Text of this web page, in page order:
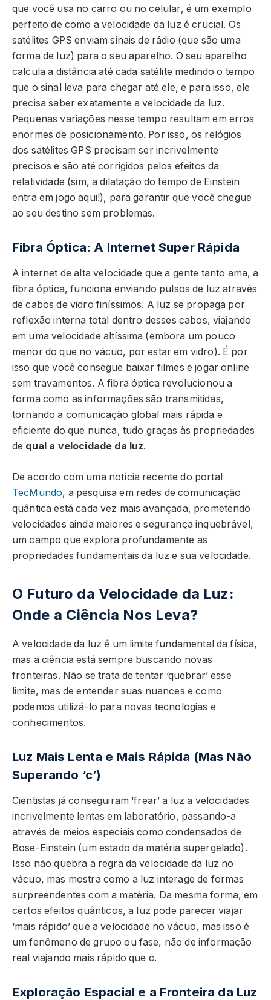
que você usa no carro ou no celular, é um exemplo
perfeito de como a velocidade da luz é crucial. Os
satélites GPS enviam sinais de rádio (que são uma
forma de luz) para o seu aparelho. O seu aparelho
calcula a distância até cada satélite medindo o tempo
que o sinal leva para chegar até ele, e para isso, ele
precisa saber exatamente a velocidade da luz.
Pequenas variações nesse tempo resultam em erros
enormes de posicionamento. Por isso, os relógios
dos satélites GPS precisam ser incrivelmente
precisos e são até corrigidos pelos efeitos da
relatividade (sim, a dilatação do tempo de Einstein
entra em jogo aqui!), para garantir que você chegue
ao seu destino sem problemas.
Fibra Óptica: A Internet Super Rápida
A internet de alta velocidade que a gente tanto ama, a
fibra óptica, funciona enviando pulsos de luz através
de cabos de vidro finíssimos. A luz se propaga por
reflexão interna total dentro desses cabos, viajando
em uma velocidade altíssima (embora um pouco
menor do que no vácuo, por estar em vidro). É por
isso que você consegue baixar filmes e jogar online
sem travamentos. A fibra óptica revolucionou a
forma como as informações são transmitidas,
tornando a comunicação global mais rápida e
eficiente do que nunca, tudo graças às propriedades
de qual a velocidade da luz.
De acordo com uma notícia recente do portal
TecMundo, a pesquisa em redes de comunicação
quântica está cada vez mais avançada, prometendo
velocidades ainda maiores e segurança inquebrável,
um campo que explora profundamente as
propriedades fundamentais da luz e sua velocidade.
O Futuro da Velocidade da Luz:
Onde a Ciência Nos Leva?
A velocidade da luz é um limite fundamental da física,
mas a ciência está sempre buscando novas
fronteiras. Não se trata de tentar ‘quebrar’ esse
limite, mas de entender suas nuances e como
podemos utilizá-lo para novas tecnologias e
conhecimentos.
Luz Mais Lenta e Mais Rápida (Mas Não
Superando ‘c’)
Cientistas já conseguiram ‘frear’ a luz a velocidades
incrivelmente lentas em laboratório, passando-a
através de meios especiais como condensados de
Bose-Einstein (um estado da matéria supergelado).
Isso não quebra a regra da velocidade da luz no
vácuo, mas mostra como a luz interage de formas
surpreendentes com a matéria. Da mesma forma, em
certos efeitos quânticos, a luz pode parecer viajar
‘mais rápido’ que a velocidade no vácuo, mas isso é
um fenômeno de grupo ou fase, não de informação
real viajando mais rápido que c.
Exploração Espacial e a Fronteira da Luz